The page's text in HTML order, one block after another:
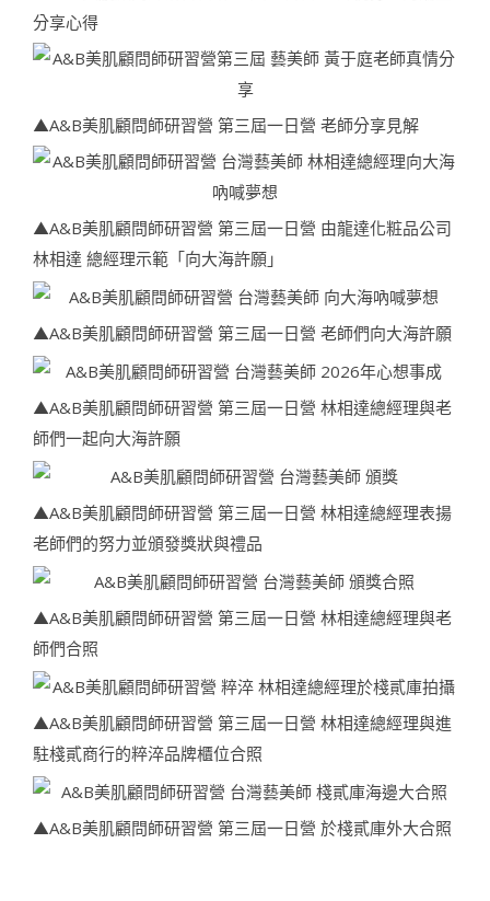
分享心得
▲A&B美肌顧問師研習營 第三屆一日營 老師分享見解
▲A&B美肌顧問師研習營 第三屆一日營 由龍達化粧品公司
林相達 總經理示範「向大海許願」
▲A&B美肌顧問師研習營 第三屆一日營 老師們向大海許願
▲A&B美肌顧問師研習營 第三屆一日營 林相達總經理與老
師們一起向大海許願
▲A&B美肌顧問師研習營 第三屆一日營 林相達總經理表揚
老師們的努力並頒發獎狀與禮品
▲A&B美肌顧問師研習營 第三屆一日營 林相達總經理與老
師們合照
▲A&B美肌顧問師研習營 第三屆一日營 林相達總經理與進
駐棧貳商行的粹淬品牌櫃位合照
▲A&B美肌顧問師研習營 第三屆一日營 於棧貳庫外大合照